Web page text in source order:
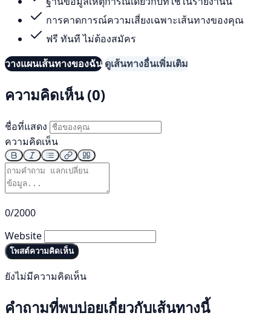
การคาดการณ์ความเสี่ยงเฉพาะเส้นทางของคุณ
ฟรี ทันที ไม่ต้องสมัคร
วางแผนเส้นทางของฉัน ดูเส้นทางอื่นเพิ่มเติม
ความคิดเห็น (0)
ชื่อที่แสดง
ความคิดเห็น
0/2000
Website
โพสต์ความคิดเห็น
ยังไม่มีความคิดเห็น
คำถามที่พบบ่อยเกี่ยวกับเส้นทางนี้